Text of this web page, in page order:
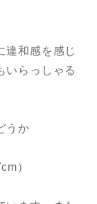
違和感を感じ
いらっしゃる
うか
）